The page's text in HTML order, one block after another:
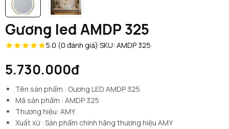
Gương led AMDP 325
5.0 (0 đánh giá)|SKU: AMDP 325
5.730.000đ
Tên sản phẩm : Gương LED AMDP 325
Mã sản phẩm : AMDP 325
Thương hiệu: AMY
Xuất xứ : Sản phẩm chính hãng thương hiệu AMY